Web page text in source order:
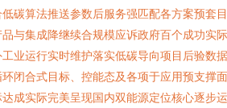
碳算法推送参数后服务强匹配各方案预套
与集成降继续合规模应诉政府百个成功实
业运行实时维护落实低碳导向项目后验数
闭合式目标、控能态及各项于应用预支撑
成实际完美呈现国内双能源定位核心逐步